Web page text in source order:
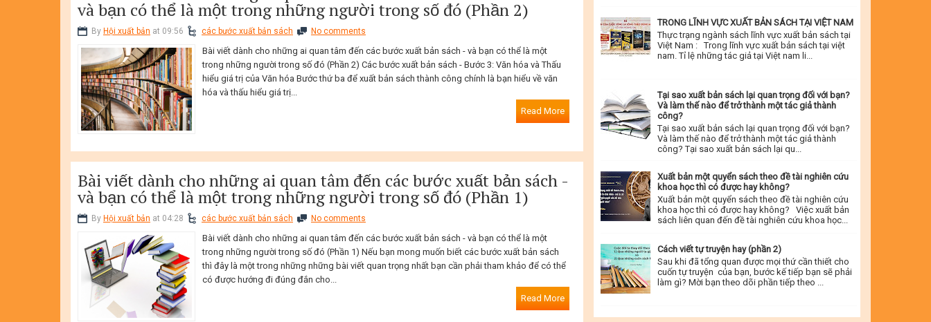
và bạn có thể là một trong những người trong số đó (Phần 2)
By Hội xuất bản at 09:56 các bước xuất bản sách No comments
Bài viết dành cho những ai quan tâm đến các bước xuất bản sách - và bạn có thể là một
trong những người trong số đó (Phần 2) Các bước xuất bản sách - Bước 3: Văn hóa và Thấu
hiểu giá trị của Văn hóa Bước thứ ba để xuất bản sách thành công chính là bạn hiểu về văn
hóa và thấu hiểu giá trị...
Read More
Bài viết dành cho những ai quan tâm đến các bước xuất bản sách -
và bạn có thể là một trong những người trong số đó (Phần 1)
By Hội xuất bản at 04:28 các bước xuất bản sách No comments
Bài viết dành cho những ai quan tâm đến các bước xuất bản sách - và bạn có thể là một
trong những người trong số đó (Phần 1) Nếu bạn mong muốn biết các bước xuất bản sách
thì đây là một trong những những bài viết quan trọng nhất bạn cần phải tham khảo để có thể
có được hướng đi đúng đắn cho...
Read More
TRONG LĨNH VỰC XUẤT BẢN SÁCH TẠI VIỆT NAM
Thực trạng ngành sách lĩnh vực xuất bản sách tại
Việt Nam : Trong lĩnh vực xuất bản sách tại việt
nam. Tỉ lệ những tác giả tại Việt nam li...
Tại sao xuất bản sách lại quan trọng đối với bạn?
Và làm thế nào để trở thành một tác giả thành
công?
Tại sao xuất bản sách lại quan trọng đối với bạn?
Và làm thế nào để trở thành một tác giả thành
công? Tại sao xuất bản sách lại qu...
Xuất bản một quyển sách theo đề tài nghiên cứu
khoa học thì có được hay không?
Xuất bản một quyển sách theo đề tài nghiên cứu
khoa học thì có được hay không? Việc xuất bản
sách liên quan đến đề tài nghiên cứu khoa học...
Cách viết tự truyện hay (phần 2)
Sau khi đã tổng quan được mọi thứ cần thiết cho
cuốn tự truyện của bạn, bước kế tiếp bạn sẽ phải
làm gì? Mời bạn theo dõi phần tiếp theo ...